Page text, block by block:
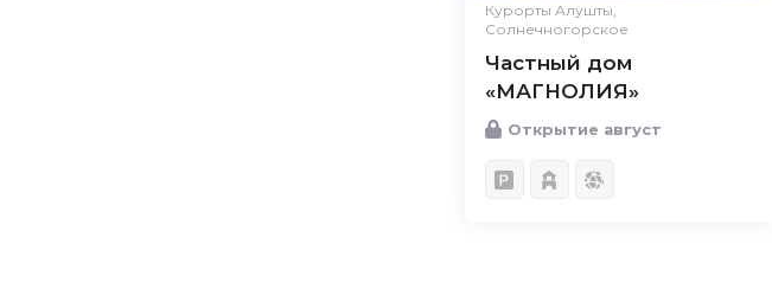
Курорты Алушты,
Солнечногорское
Частный дом
«МАГНОЛИЯ»
Открытие август